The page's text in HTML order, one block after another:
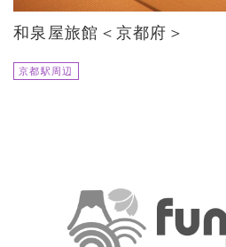
和泉屋旅館＜京都府＞
京都駅周辺